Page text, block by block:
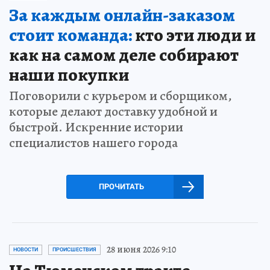
За каждым онлайн-заказом
стоит команда:кто эти люди и
как на самом деле собирают
наши покупки
Поговорили с курьером и сборщиком,
которые делают доставку удобной и
быстрой. Искренние истории
специалистов нашего города
ПРОЧИТАТЬ
НОВОСТИ ПРОИСШЕСТВИЯ 28 июня 2026 9:10